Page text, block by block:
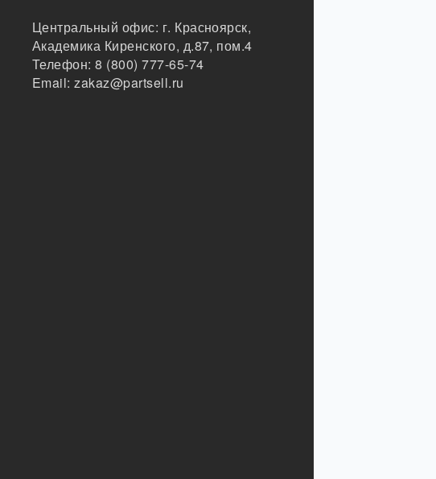
Центральный офис: г. Красноярск,
Академика Киренского, д.87, пом.4
Телефон:8 (800) 777-65-74
Email:zakaz@partsell.ru